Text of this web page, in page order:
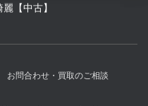
【中古】
お問合わせ・買取のご相談